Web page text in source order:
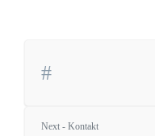
Next - Kontakt